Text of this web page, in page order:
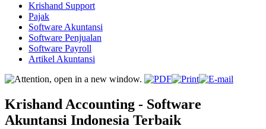
Krishand Support
Pajak
Software Akuntansi
Software Penjualan
Software Payroll
Artikel Akuntansi
Krishand Accounting - Software
Akuntansi Indonesia Terbaik